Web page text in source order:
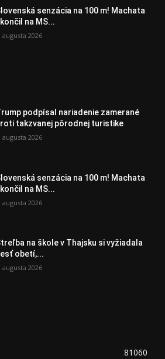
senzácia na 100 m! Machata
na MS...
augusta 2026
podpísal nariadenie zamerané
takzvanej pôrodnej turistike
augusta 2026
senzácia na 100 m! Machata
na MS...
augusta 2026
na škole v Thajsku si vyžiadala
obetí,...
augusta 2026
81060